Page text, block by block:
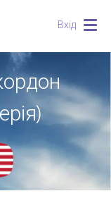
Вхід